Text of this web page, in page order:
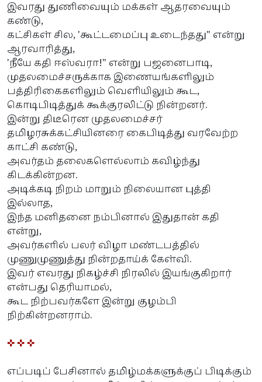
இவரது துணிவையும் மக்கள் ஆதரவையும்
கண்டு,
கட்சிகள் சில, 'கூட்டமைப்பு உடைந்தது" என்று
ஆரவாரித்து,
'நீயே கதி ஈஸ்வரா!" என்று பஜனைபாடி,
முதலமைச்சருக்காக இணையங்களிலும்
பத்திரிகைகளிலும் வெளியிலும் கூட,
கொடிபிடித்துக் கூக்குரலிட்டு நின்றனர்.
இன்று திடீரென முதலமைச்சர்
தமிழரசுக்கட்சியினரை கைபிடித்து வரவேற்ற
காட்சி கண்டு,
அவர்தம் தலைகளெல்லாம் கவிழ்ந்து
கிடக்கின்றன.
அடிக்கடி நிறம் மாறும் நிலையான புத்தி
இல்லாத,
இந்த மனிதனை நம்பினால் இதுதான் கதி
என்று,
அவர்களில் பலர் விழா மண்டபத்தில்
முணுமுணுத்து நின்றதாய்க் கேள்வி.
இவர் எவரது நிகழ்ச்சி நிரலில் இயங்குகிறார்
என்பது தெரியாமல்,
கூட நிற்பவர்களே இன்று குழம்பி
நிற்கின்றனராம்.
✜ ✜ ✜
எப்படிப் பேசினால் தமிழ்மக்களுக்குப் பிடிக்கும்